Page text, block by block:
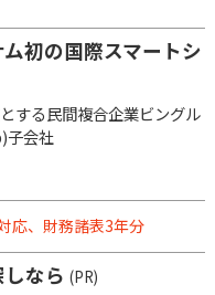
初の国際スマートシ
する民間複合企業ビングル
子会社
応、財務諸表3年分
なら (PR)